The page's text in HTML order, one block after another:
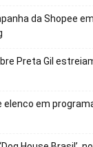
da Shopee em
Preta Gil
elenco em